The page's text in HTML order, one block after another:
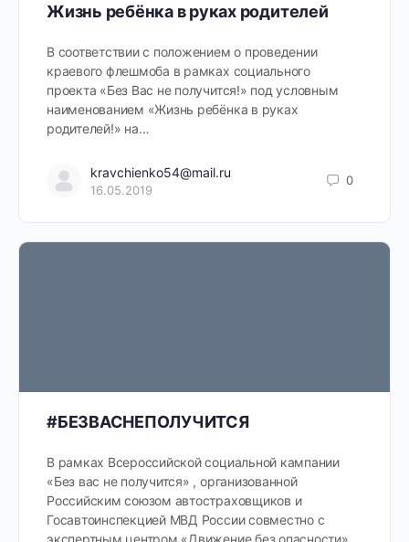
Жизнь ребёнка в руках родителей
В соответствии с положением о проведении
краевого флешмоба в рамках социального
проекта «Без Вас не получится!» под условным
наименованием «Жизнь ребёнка в руках
родителей!» на…
kravchienko54@mail.ru
16.05.2019
0
#БЕЗВАСНЕПОЛУЧИТСЯ
В рамках Всероссийской социальной кампании
«Без вас не получится» , организованной
Российским союзом автостраховщиков и
Госавтоинспекцией МВД России совместно с
экспертным центром «Движение без опасности»,